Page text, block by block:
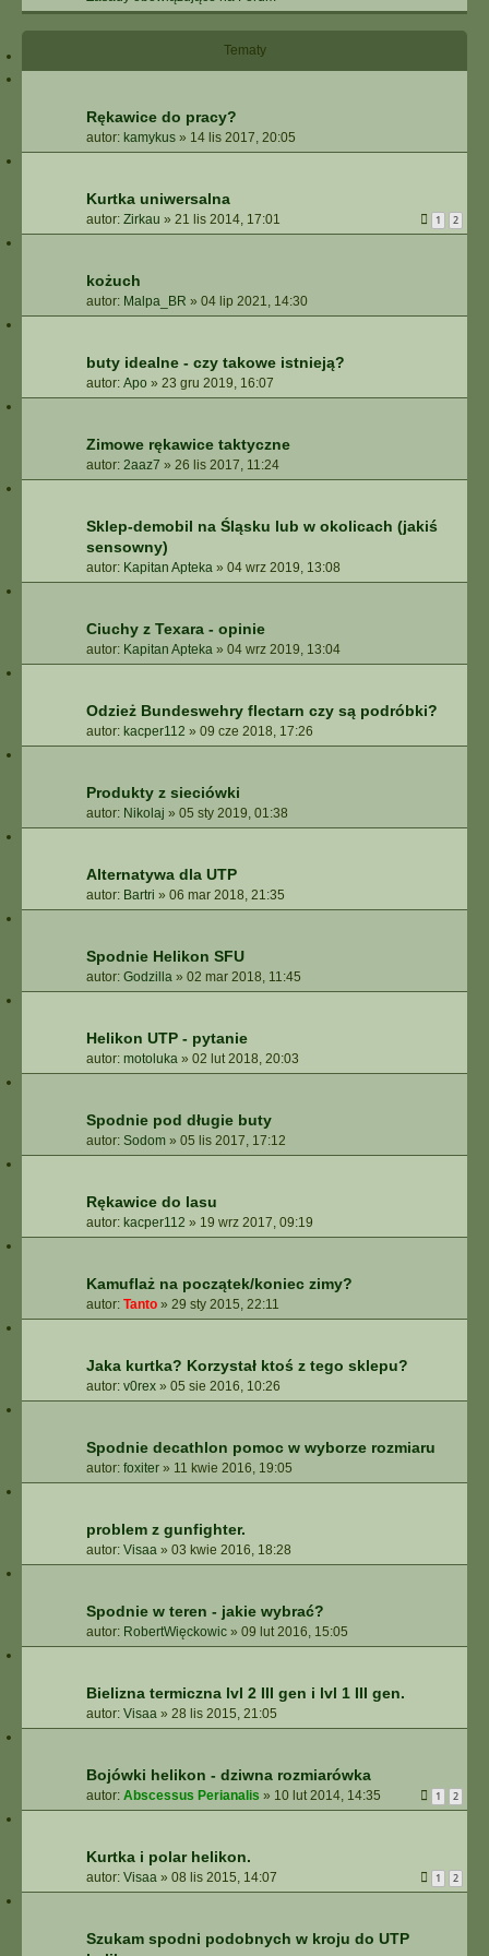
Tematy
Rękawice do pracy?
autor: kamykus » 14 lis 2017, 20:05
Kurtka uniwersalna
autor: Zirkau » 21 lis 2014, 17:01 1 2
kożuch
autor: Malpa_BR » 04 lip 2021, 14:30
buty idealne - czy takowe istnieją?
autor: Apo » 23 gru 2019, 16:07
Zimowe rękawice taktyczne
autor: 2aaz7 » 26 lis 2017, 11:24
Sklep-demobil na Śląsku lub w okolicach (jakiś
sensowny)
autor: Kapitan Apteka » 04 wrz 2019, 13:08
Ciuchy z Texara - opinie
autor: Kapitan Apteka » 04 wrz 2019, 13:04
Odzież Bundeswehry flectarn czy są podróbki?
autor: kacper112 » 09 cze 2018, 17:26
Produkty z sieciówki
autor: Nikolaj » 05 sty 2019, 01:38
Alternatywa dla UTP
autor: Bartri » 06 mar 2018, 21:35
Spodnie Helikon SFU
autor: Godzilla » 02 mar 2018, 11:45
Helikon UTP - pytanie
autor: motoluka » 02 lut 2018, 20:03
Spodnie pod długie buty
autor: Sodom » 05 lis 2017, 17:12
Rękawice do lasu
autor: kacper112 » 19 wrz 2017, 09:19
Kamuflaż na początek/koniec zimy?
autor: Tanto » 29 sty 2015, 22:11
Jaka kurtka? Korzystał ktoś z tego sklepu?
autor: v0rex » 05 sie 2016, 10:26
Spodnie decathlon pomoc w wyborze rozmiaru
autor: foxiter » 11 kwie 2016, 19:05
problem z gunfighter.
autor: Visaa » 03 kwie 2016, 18:28
Spodnie w teren - jakie wybrać?
autor: RobertWięckowic » 09 lut 2016, 15:05
Bielizna termiczna lvl 2 III gen i lvl 1 III gen.
autor: Visaa » 28 lis 2015, 21:05
Bojówki helikon - dziwna rozmiarówka
autor: Abscessus Perianalis » 10 lut 2014, 14:35 1 2
Kurtka i polar helikon.
autor: Visaa » 08 lis 2015, 14:07 1 2
Szukam spodni podobnych w kroju do UTP